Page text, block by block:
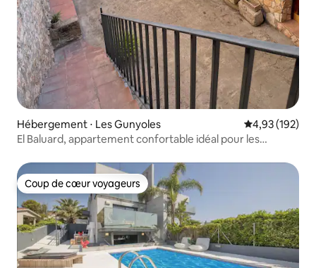
Hébergement ⋅ Les Gunyoles Évaluation
4,93 (192)
El Baluard, appartement confortable idéal pour les
Coup de cœur voyageurs
Coup de cœur voyageurs